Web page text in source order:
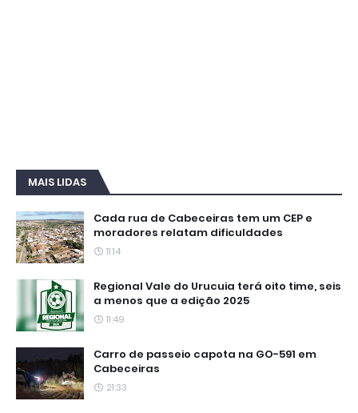
MAIS LIDAS
Cada rua de Cabeceiras tem um CEP e
moradores relatam dificuldades
11:14
Regional Vale do Urucuia terá oito time, seis
a menos que a edição 2025
11:49
Carro de passeio capota na GO-591 em
Cabeceiras
21:33